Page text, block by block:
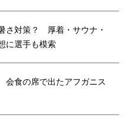
さ対策？ 厚着・サウナ・
に選手も模索
食の席で出たアフガニス